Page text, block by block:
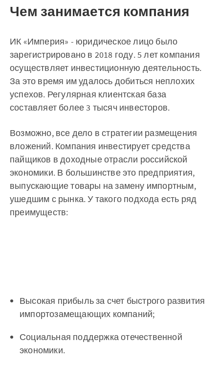
Чем занимается компания
ИК «Империя» - юридическое лицо было
зарегистрировано в 2018 году. 5 лет компания
осуществляет инвестиционную деятельность.
За это время им удалось добиться неплохих
успехов. Регулярная клиентская база
составляет более 3 тысяч инвесторов.
Возможно, все дело в стратегии размещения
вложений. Компания инвестирует средства
пайщиков в доходные отрасли российской
экономики. В большинстве это предприятия,
выпускающие товары на замену импортным,
ушедшим с рынка. У такого подхода есть ряд
преимуществ:
Высокая прибыль за счет быстрого развития
импортозамещающих компаний;
Социальная поддержка отечественной
экономики.